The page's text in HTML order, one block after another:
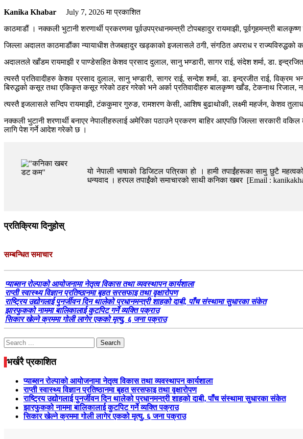
Kanika Khabar July 7, 2026मा प्रकाशित
काठमाडौं । नक्कली भुटानी शरणार्थी प्रकरणमा पूर्वउपप्रधानमन्त्री टोपबहादुर रायमाझी, पूर्वगृहमन्त्री
जिल्ला अदालत काठमाडौंका न्यायाधीश तेजबहादुर खड्काको इजलासले ठगी, संगठित अपराध र राज्यविरुद्धको
अदालतले खाँडम रायमाझी र पाण्डेसहित केशव प्रसाद दुलाल, सानु भण्डारी, सागर राई, संदेश शर्मा, डा.
त्यस्तै प्रतिवादीहरु केशव प्रसाद दुलाल, सानु भण्डारी, सागर राई, सन्देश शर्मा, डा. इन्द्रजीत राई, विक्रम
बिरुद्धको कसूर तथा एकिकृत कसूर गरेको ठहर गरेको भने अर्का प्रतिवादीहरु बालकृष्ण खाँड, टेकनाथ रिजाल,
त्यस्तै इजलासले सन्दिप रायमाझी, टंककुमार गुरुङ, रामशरण केसी, आशिष बुढाथोकी, लक्ष्मी महर्जन, केशव
नक्कली भुटानी शरणार्थी बनाएर नेपालीहरुलाई अमेरिका पठाउने प्रकरण बाहिर आएपछि जिल्ला सरकारी
लागि पेश गर्ने आदेश गरेको छ ।
यो नेपाली भाषाको डिजिटल पत्रिका हो । हामी तपाईंहरूका सामु छुटै
धन्यवाद । हरपल तपाईंको समाचारको साथी कनिका खबर [Email :
प्रतिक्रिया दिनुहोस्
सम्बन्धित समाचार
प्याब्सन रोल्पाको आयोजनामा नेतृत्व विकास तथा व्यवस्थापन कार्यशाला
राप्ती स्वास्थ्य विज्ञान प्रतिष्ठानमा बृहत सरसफाइ तथा वृक्षारोपण
राष्ट्रिय उद्योगलाई पुनर्जीवन दिन थालेको प्रधानमन्त्री शाहको दाबी, पाँच संस्थामा सुधारका संकेत
झारफुकको नाममा बालिकालाई कुटपिट गर्ने व्यक्ति पक्राउ
सिकार खेल्ने क्रममा गोली लागेर एकको मृत्यु, ६ जना पक्राउ
Search
for:
भर्खरै प्रकाशित
प्याब्सन रोल्पाको आयोजनामा नेतृत्व विकास तथा व्यवस्थापन कार्यशाला
राप्ती स्वास्थ्य विज्ञान प्रतिष्ठानमा बृहत सरसफाइ तथा वृक्षारोपण
राष्ट्रिय उद्योगलाई पुनर्जीवन दिन थालेको प्रधानमन्त्री शाहको दाबी, पाँच संस्थामा सुधारका संकेत
झारफुकको नाममा बालिकालाई कुटपिट गर्ने व्यक्ति पक्राउ
सिकार खेल्ने क्रममा गोली लागेर एकको मृत्यु, ६ जना पक्राउ